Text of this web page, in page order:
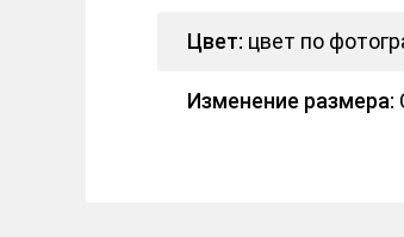
Цвет: цвет по
Изменение размера: